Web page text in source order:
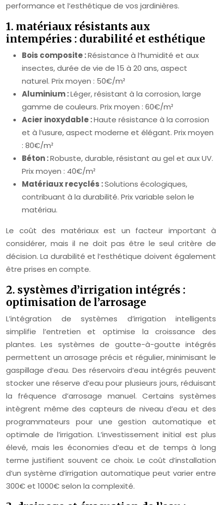
performance et l’esthétique de vos jardinières.
1. matériaux résistants aux
intempéries : durabilité et esthétique
Bois composite :Résistance à l’humidité et aux
insectes, durée de vie de 15 à 20 ans, aspect
naturel. Prix moyen : 50€/m²
Aluminium :Léger, résistant à la corrosion, large
gamme de couleurs. Prix moyen : 60€/m²
Acier inoxydable :Haute résistance à la corrosion
et à l’usure, aspect moderne et élégant. Prix moyen
: 80€/m²
Béton :Robuste, durable, résistant au gel et aux UV.
Prix moyen : 40€/m²
Matériaux recyclés :Solutions écologiques,
contribuant à la durabilité. Prix variable selon le
matériau.
Le coût des matériaux est un facteur important à
considérer, mais il ne doit pas être le seul critère de
décision. La durabilité et l’esthétique doivent également
être prises en compte.
2. systèmes d’irrigation intégrés :
optimisation de l’arrosage
L’intégration de systèmes d’irrigation intelligents
simplifie l’entretien et optimise la croissance des
plantes. Les systèmes de goutte-à-goutte intégrés
permettent un arrosage précis et régulier, minimisant le
gaspillage d’eau. Des réservoirs d’eau intégrés peuvent
stocker une réserve d’eau pour plusieurs jours, réduisant
la fréquence d’arrosage manuel. Certains systèmes
intègrent même des capteurs de niveau d’eau et des
programmateurs pour une gestion automatique et
optimale de l’irrigation. L’investissement initial est plus
élevé, mais les économies d’eau et de temps à long
terme justifient souvent ce choix. Le coût d’installation
d’un système d’irrigation automatique peut varier entre
300€ et 1000€ selon la complexité.